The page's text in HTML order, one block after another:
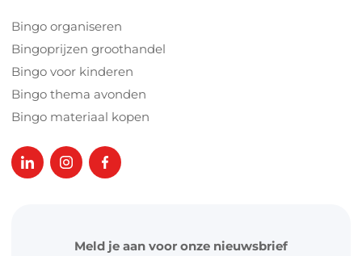
Bingo organiseren
Bingoprijzen groothandel
Bingo voor kinderen
Bingo thema avonden
Bingo materiaal kopen
Meld je aan voor onze nieuwsbrief